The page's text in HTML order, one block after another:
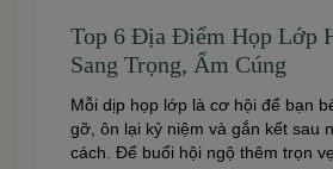
Top 6 Địa Điểm Họp Lớp
Sang Trọng, Ấm Cúng
Mỗi dịp họp lớp là cơ hội để bạn
gỡ, ôn lại kỷ niệm và gắn kết sau
cách. Để buổi hội ngộ thêm trọn